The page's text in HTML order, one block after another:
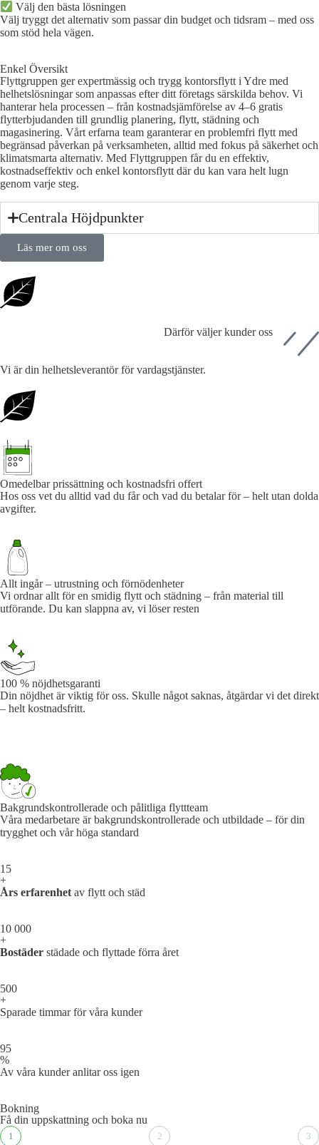
Välj den bästa lösningen​
Välj tryggt det alternativ som passar din budget och tidsram – med oss
som stöd hela vägen.
Enkel Översikt
Flyttgruppen ger expertmässig och trygg kontorsflytt i Ydre med
helhetslösningar som anpassas efter ditt företags särskilda behov. Vi
hanterar hela processen – från kostnadsjämförelse av 4–6 gratis
flytterbjudanden till grundlig planering, flytt, städning och
magasinering. Vårt erfarna team garanterar en problemfri flytt med
begränsad påverkan på verksamheten, alltid med fokus på säkerhet och
klimatsmarta alternativ. Med Flyttgruppen får du en effektiv,
kostnadseffektiv och enkel kontorsflytt där du kan vara helt lugn
genom varje steg.
Centrala Höjdpunkter
Läs mer om oss
Därför väljer kunder oss
Vi är din helhetsleverantör för vardagstjänster.
Omedelbar prissättning och kostnadsfri offert
Hos oss vet du alltid vad du får och vad du betalar för – helt utan dolda
avgifter.
Allt ingår – utrustning och förnödenheter
Vi ordnar allt för en smidig flytt och städning – från material till
utförande. Du kan slappna av, vi löser resten
100 % nöjdhetsgaranti
Din nöjdhet är viktig för oss. Skulle något saknas, åtgärdar vi det direkt
– helt kostnadsfritt.
Bakgrundskontrollerade och pålitliga flyttteam
Våra medarbetare är bakgrundskontrollerade och utbildade – för din
trygghet och vår höga standard
15
+
Års erfarenhet av flytt och städ
10 000
+
Bostäder städade och flyttade förra året
500
+
Sparade timmar för våra kunder
95
%
Av våra kunder anlitar oss igen
Bokning
Få din uppskattning och boka nu
1 2 3